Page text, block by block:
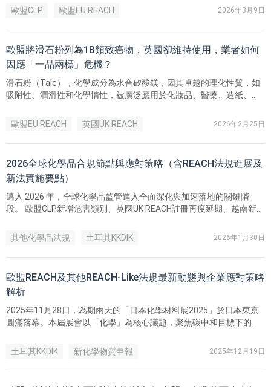
業近二十年來最重大的監管變革。
歐盟CLP 歐盟EU REACH 2026年3月9日
歐盟將滑石粉列為1B類致癌物，英國卻維持使用，業者如何
因應「一品兩標」危機？
滑石粉（Talc），化學成分為水合矽酸鎂，因其卓越的理化性質，如
吸附性、潤滑性和化學惰性，被廣泛應用於化妝品、醫藥、造紙、塑
料。
歐盟EU REACH 英國UK REACH 2026年2月25日
2026全球化學品合規節點與應對策略（含REACH法規進展及
新法實施要點）
邁入 2026 年，全球化學品監管進入全面深化與加速落地的關鍵階
段。 歐盟CLP新增危害類別、英國UK REACH註冊再度延期、越南新
耳其、烏克蘭加速推進本地REACH進程，國際危貨運輸規則同步更
新，中國《危險化學品安全法》也即將施行。
其他化學品法規
土耳其KKDIK
2026年1月30日
歐盟REACH及其他REACH-Like法規最新動態與企業應對策略
解析
2025年11月28日，為期兩天的「日本化學材料展2025」於日本東京
圓滿落幕。本屆展會以「化學」為核心議題，聚焦碳中和目標下的材
參與，為年度化學材料產業的重要盛會。
土耳其KKDIK
新化學物質申報
2025年12月19日